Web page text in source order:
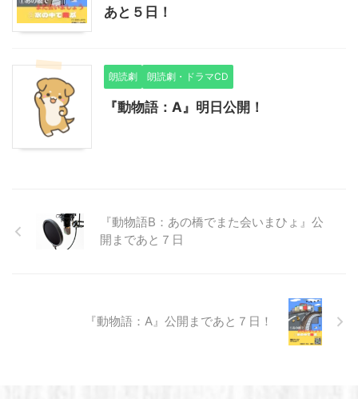
あと５日！
朗読劇 朗読劇・ドラマCD
『動物語：A』明日公開！
『動物語B：あの橋でまた会いまひょ』公
開まであと７日
『動物語：A』公開まであと７日！